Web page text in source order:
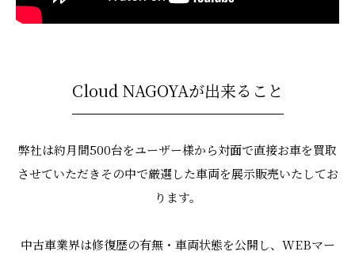
Cloud NAGOYAが出来ること
弊社は約月間500台をユーザー様から対面で直接お車を買取
させていただきその中で厳選した車両を展示販売いたしてお
ります。
中古車業界は修復歴の有無・車両状態を公開し、WEBマー